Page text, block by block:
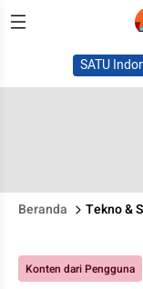
SATU
Beranda Tekno &
Konten dari Pengguna